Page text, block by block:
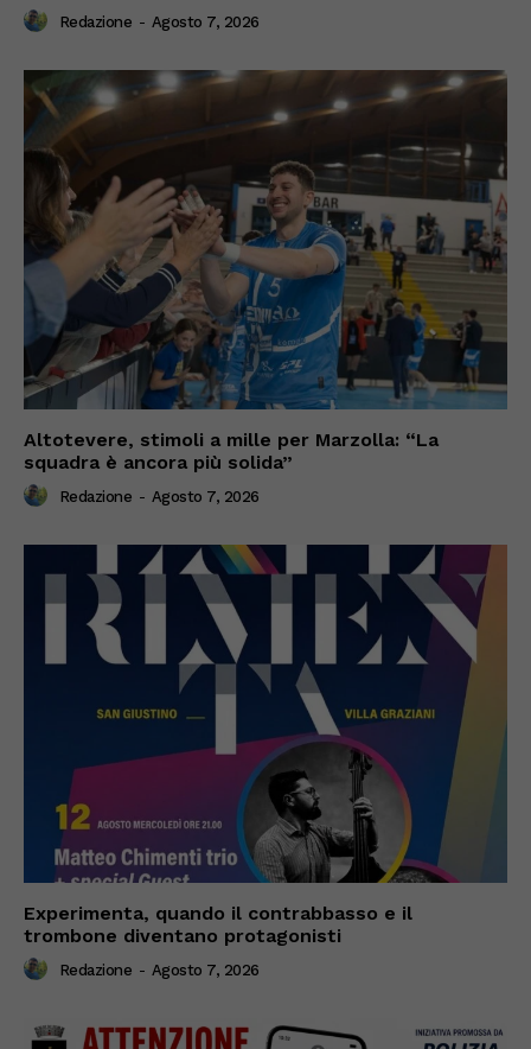
Redazione - Agosto 7, 2026
Altotevere, stimoli a mille per Marzolla: “La
squadra è ancora più solida”
Redazione - Agosto 7, 2026
Experimenta, quando il contrabbasso e il
trombone diventano protagonisti
Redazione - Agosto 7, 2026